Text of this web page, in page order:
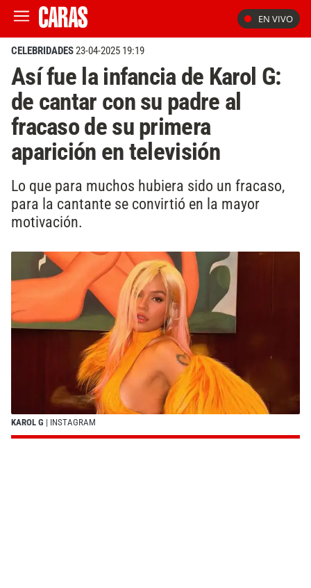
EN VIVO
CELEBRIDADES23-04-2025 19:19
Así fue la infancia de Karol G:
de cantar con su padre al
fracaso de su primera
aparición en televisión
Lo que para muchos hubiera sido un fracaso,
para la cantante se convirtió en la mayor
motivación.
KAROL G | INSTAGRAM